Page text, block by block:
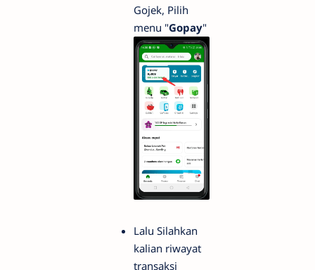
Gojek, Pilih
menu "Gopay"
Lalu Silahkan
kalian riwayat
transaksi